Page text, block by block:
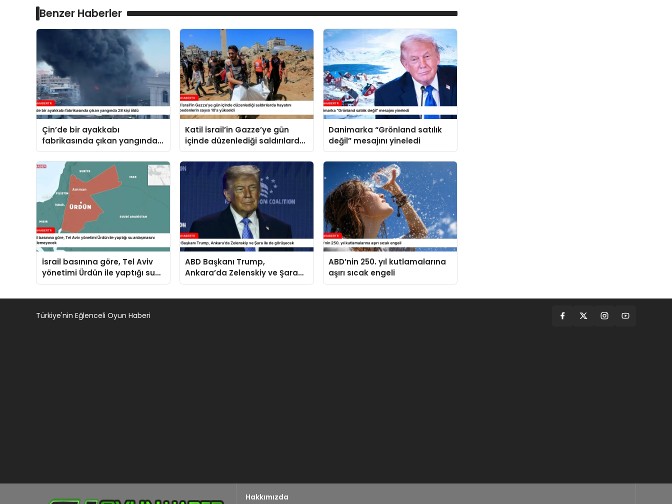
Benzer Haberler
Çin’de bir ayakkabı
fabrikasında çıkan yangında
28 kişi öldü
Katil İsrail’in Gazze’ye gün
içinde düzenlediği saldırılarda
hayatını kaybedenlerin sayısı
10’a yükseldi
Danimarka “Grönland satılık
değil” mesajını yineledi
İsrail basınına göre, Tel Aviv
yönetimi Ürdün ile yaptığı su
anlaşmasını yenilemeyecek
ABD Başkanı Trump,
Ankara’da Zelenskiy ve Şara
ile de görüşecek
ABD’nin 250. yıl kutlamalarına
aşırı sıcak engeli
Türkiye'nin Eğlenceli Oyun Haberi
Hakkımızda